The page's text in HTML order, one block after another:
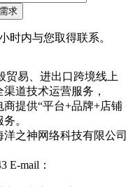
时内与您取得联系。
贸易、进出口跨境线上
道技术运营服务，
提供“平台+品牌+店铺
。
洋之神网络科技有限公司
E-mail：